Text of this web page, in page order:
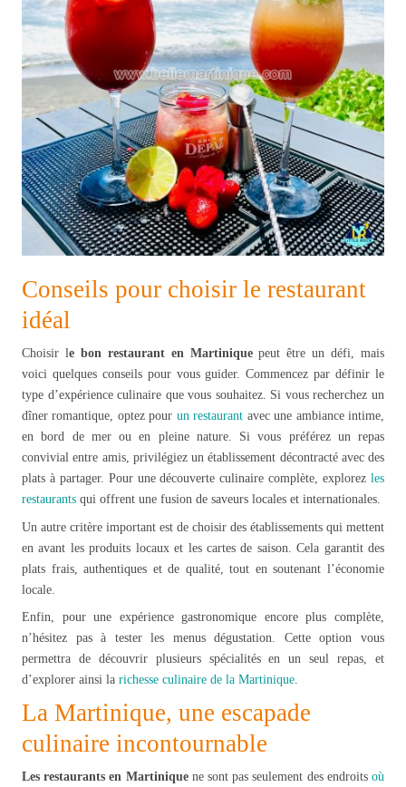
Conseils pour choisir le restaurant
idéal
Choisir le bon restaurant en Martiniquepeut être un défi, mais
voici quelques conseils pour vous guider. Commencez par définir le
type d’expérience culinaire que vous souhaitez. Si vous recherchez un
dîner romantique, optez pour un restaurant avec une ambiance intime,
en bord de mer ou en pleine nature. Si vous préférez un repas
convivial entre amis, privilégiez un établissement décontracté avec des
plats à partager. Pour une découverte culinaire complète, explorez les
restaurants qui offrent une fusion de saveurs locales et internationales.
Un autre critère important est de choisir des établissements qui mettent
en avant les produits locaux et les cartes de saison. Cela garantit des
plats frais, authentiques et de qualité, tout en soutenant l’économie
locale.
Enfin, pour une expérience gastronomique encore plus complète,
n’hésitez pas à tester les menus dégustation. Cette option vous
permettra de découvrir plusieurs spécialités en un seul repas, et
d’explorer ainsi la richesse culinaire de la Martinique.
La Martinique, une escapade
culinaire incontournable
Les restaurants en Martiniquene sont pas seulement des endroitsoù